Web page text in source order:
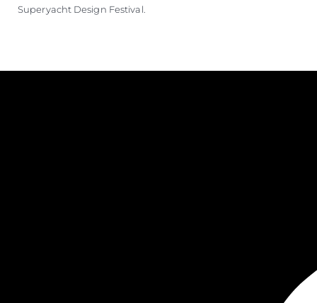
Superyacht Design Festival.